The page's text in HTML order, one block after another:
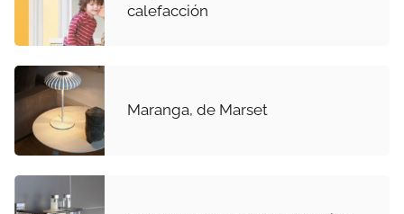
calefacción
Maranga, de Marset